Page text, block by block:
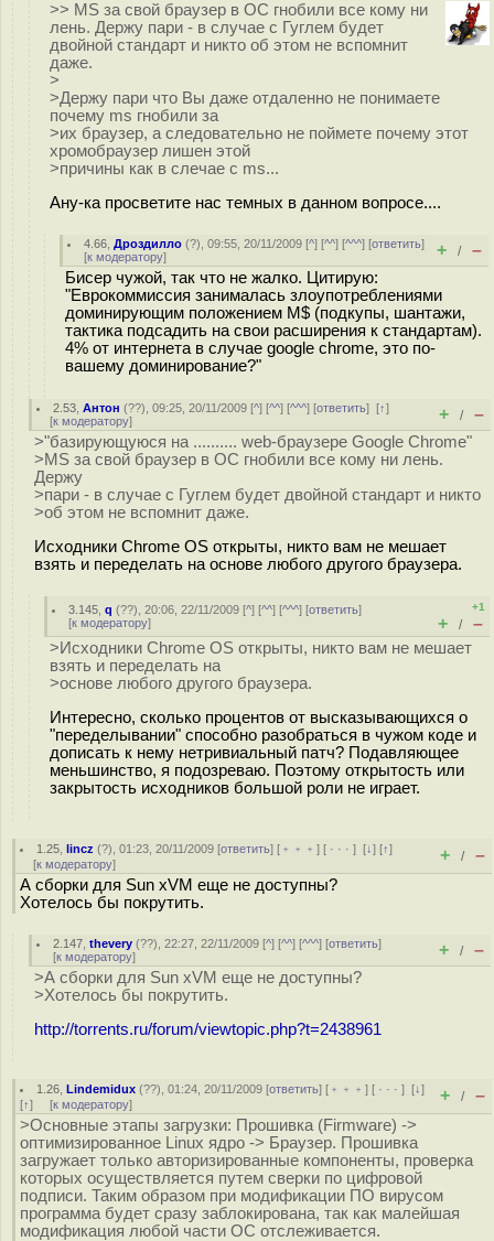
>> MS за свой браузер в ОС гнобили все кому ни
лень. Держу пари - в случае с Гуглем будет
двойной стандарт и никто об этом не вспомнит
даже.
>
>Держу пари что Вы даже отдаленно не понимаете
почему ms гнобили за
>их браузер, а следовательно не поймете почему этот
хромобраузер лишен этой
>причины как в слечае с ms...
Ану-ка просветите нас темных в данном вопросе....
4.66 ,Дроздилло (?), 09:55, 20/11/2009 [^] [^^] [^^^] [ответить]
[к модератору] + / –
Бисер чужой, так что не жалко. Цитирую:
"Еврокоммиссия занималась злоупотреблениями
доминирующим положением M$ (подкупы, шантажи,
тактика подсадить на свои расширения к стандартам).
4% от интернета в случае google chrome, это по-
вашему доминирование?"
2.53 ,Антон (??), 09:25, 20/11/2009 [^] [^^] [^^^] [ответить][↑]
[к модератору] + / –
>"базирующуюся на .......... web-браузере Google Chrome"
>MS за свой браузер в ОС гнобили все кому ни лень.
Держу
>пари - в случае с Гуглем будет двойной стандарт и никто
>об этом не вспомнит даже.
Исходники Chrome OS открыты, никто вам не мешает
взять и переделать на основе любого другого браузера.
3.145 ,q (??), 20:06, 22/11/2009 [^] [^^] [^^^] [ответить]
[к модератору]
+1
+ / –
>Исходники Chrome OS открыты, никто вам не мешает
взять и переделать на
>основе любого другого браузера.
Интересно, сколько процентов от высказывающихся о
"переделывании" способно разобраться в чужом коде и
дописать к нему нетривиальный патч? Подавляющее
меньшинство, я подозреваю. Поэтому открытость или
закрытость исходников большой роли не играет.
1.25 ,lincz (?), 01:23, 20/11/2009 [ответить] [ ﹢﹢﹢] [ · · ·][↓] [↑]
[к модератору] + / –
А сборки для Sun xVM еще не доступны?
Хотелось бы покрутить.
2.147 ,thevery (??), 22:27, 22/11/2009 [^] [^^] [^^^] [ответить]
[к модератору] + / –
>А сборки для Sun xVM еще не доступны?
>Хотелось бы покрутить.
http://torrents.ru/forum/viewtopic.php?t=2438961
1.26 ,Lindemidux (??), 01:24, 20/11/2009 [ответить] [ ﹢﹢﹢] [ · · ·][↓]
[↑] [к модератору] + / –
>Основные этапы загрузки: Прошивка (Firmware) ->
оптимизированное Linux ядро -> Браузер. Прошивка
загружает только авторизированные компоненты, проверка
которых осуществляется путем сверки по цифровой
подписи. Таким образом при модификации ПО вирусом
программа будет сразу заблокирована, так как малейшая
модификация любой части ОС отслеживается.